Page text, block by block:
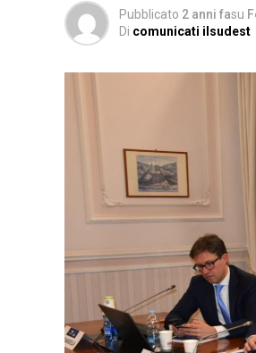
Pubblicato 2 anni fasu
Di comunicati ilsudest